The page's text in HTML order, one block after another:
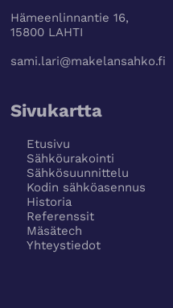
Hämeenlinnantie 16,
15800 LAHTI
sami.lari@makelansahko.fi
Sivukartta
Etusivu
Sähköurakointi
Sähkösuunnittelu
Kodin sähköasennus
Historia
Referenssit
Mäsätech
Yhteystiedot